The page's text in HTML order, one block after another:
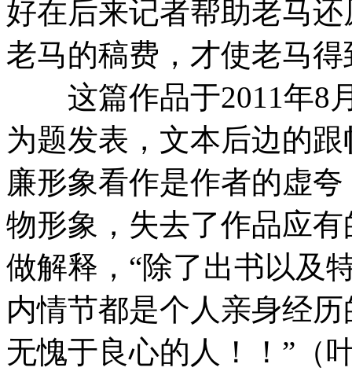
好在后来记者帮助老马
老马的稿费，才使老马
这篇作品于2011年8
为题发表，文本后边的
廉形象看作是作者的虚
物形象，失去了作品应
做解释，“除了出书以及
内情节都是个人亲身经
无愧于良心的人！！”（